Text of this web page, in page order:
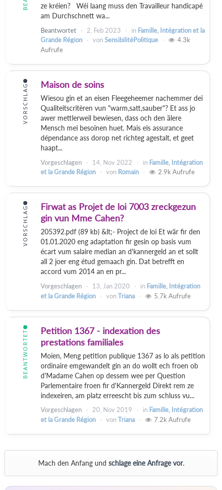
ze kréien? Wéi laang muss den Travailleur handicapé
am Durchschnett wa...
Beantwortet 2, Feb 2023 in Famille, Intégration et la
Grande Région
vonSensibilitéPolitique
4.3k
Aufrufe
VORSCHLAG Maison de soins
Wiesou gin et an eisen Fleegeheemer nachemmer dei
Qualiteitscritèren vun "warm,satt,sauber"? Et ass jo
awer mettlerweil bewiesen, dass och den älere
Mensch mei besoinen huet. Mais eis assurance
dépendance ass dorop net richteg agestalt, et geet
haapt...
Vorgeschlagen 14, Nov 2022 in Famille, Intégration
et la Grande Région
von Romain 2.9k Aufrufe
VORSCHLAG
Firwat as Projet de loi 7003 zreckgezun
gin vun Mme Cahen?
205392.pdf (89 kb) &lt;- Project de loi Et wär fir den
01.01.2020 eng adaptation fir gesin op basis vum
écart vum salaire median an d'kannergeld an et sollt
all 2 joer eng étud gemaach gin. Dat betrefft en
accord vum 2014 an en pr...
Vorgeschlagen 13, Jan 2020 in Famille, Intégration
et la Grande Région
vonTriana 5.7k Aufrufe
BEANTWORTET
Petition 1367 - indexation des
prestations familiales
Moien, Meng petition publique 1367 as lo als petition
ordinaire emgewandelt gin an do wollt ech froen ob
d'Madame Cahen op dessem wee per Question
Parlementaire froen fir d'Kannergeld Direkt rem ze
indexeiren, am platz erreescht bis zum schluss vu...
Vorgeschlagen 20, Nov 2019 in Famille, Intégration
et la Grande Région
vonTriana 7.2k Aufrufe
Mach den Anfang und schlage eine Anfrage vor.